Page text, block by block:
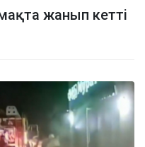
жанып кетті